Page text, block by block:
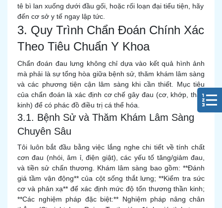
tê bì lan xuống dưới đầu gối, hoặc rối loạn đại tiểu tiện, hãy
đến cơ sở y tế ngay lập tức.
3. Quy Trình Chẩn Đoán Chính Xác
Theo Tiêu Chuẩn Y Khoa
Chẩn đoán đau lưng không chỉ dựa vào kết quả hình ảnh
mà phải là sự tổng hòa giữa bệnh sử, thăm khám lâm sàng
và các phương tiện cận lâm sàng khi cần thiết. Mục tiêu
của chẩn đoán là xác định cơ chế gây đau (cơ, khớp, thần
kinh) để có phác đồ điều trị cá thể hóa.
3.1. Bệnh Sử và Thăm Khám Lâm Sàng
Chuyên Sâu
Tôi luôn bắt đầu bằng việc lắng nghe chi tiết về tính chất
cơn đau (nhói, âm ỉ, điện giật), các yếu tố tăng/giảm đau,
và tiền sử chấn thương. Khám lâm sàng bao gồm: **Đánh
giá tầm vận động** của cột sống thắt lưng; **Kiểm tra sức
cơ và phản xạ** để xác định mức độ tổn thương thần kinh;
**Các nghiệm pháp đặc biệt:** Nghiệm pháp nâng chân